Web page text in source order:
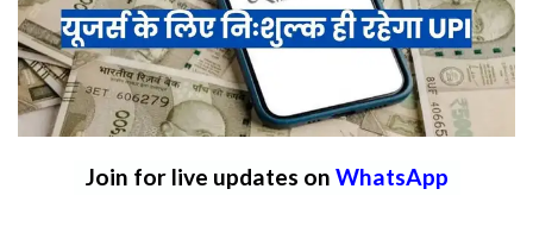
Join for live updates on WhatsApp